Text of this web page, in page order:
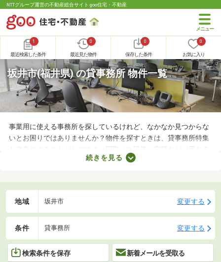
NTTグループ運営の不動産総合サイト goo住宅・不動産
1
最近検索した条件
0
最近見た物件
0
保存した条件
0
お気に入り
坂井市(福井県) の貸事務所 物件一覧
事業用に使える事務所を探しているけれど、なかなか見つからな
いとお困りではありませんか？物件を探すときは、貸事務所特集
を参考にすることがおすすめ。間取りや設備、家賃などが異なる
さまざまな物件をまとめて見られるので、希望にあう事務所が見
も、複数の事務所を比較してみましょう。
続きを見る
地域 坂井市 変更する
条件 貸事務所 変更する
検索条件を保存 新着メールを受取る